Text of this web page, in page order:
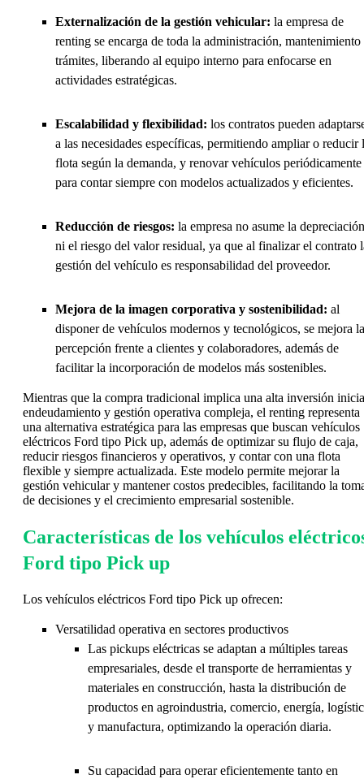
Externalización de la gestión vehicular: la empresa de
renting se encarga de toda la administración, mantenimiento
trámites, liberando al equipo interno para enfocarse en
actividades estratégicas.
Escalabilidad y flexibilidad: los contratos pueden
a las necesidades específicas, permitiendo ampliar o reducir
flota según la demanda, y renovar vehículos periódicamente
para contar siempre con modelos actualizados y eficientes.
Reducción de riesgos: la empresa no asume la depreciación
ni el riesgo del valor residual, ya que al finalizar el contrato
gestión del vehículo es responsabilidad del proveedor.
Mejora de la imagen corporativa y sostenibilidad: al
disponer de vehículos modernos y tecnológicos, se mejora la
percepción frente a clientes y colaboradores, además de
facilitar la incorporación de modelos más sostenibles.
Mientras que la compra tradicional implica una alta inversión
endeudamiento y gestión operativa compleja, el renting representa
una alternativa estratégica para las empresas que buscan vehículos
eléctricos Ford tipo Pick up, además de optimizar su flujo de caja,
reducir riesgos financieros y operativos, y contar con una flota
flexible y siempre actualizada. Este modelo permite mejorar la
gestión vehicular y mantener costos predecibles, facilitando la
de decisiones y el crecimiento empresarial sostenible.
Características de los vehículos
Ford tipo Pick up
Los vehículos eléctricos Ford tipo Pick up ofrecen:
Versatilidad operativa en sectores productivos
Las pickups eléctricas se adaptan a múltiples tareas
empresariales, desde el transporte de herramientas y
materiales en construcción, hasta la distribución de
productos en agroindustria, comercio, energía,
y manufactura, optimizando la operación diaria.
Su capacidad para operar eficientemente tanto en